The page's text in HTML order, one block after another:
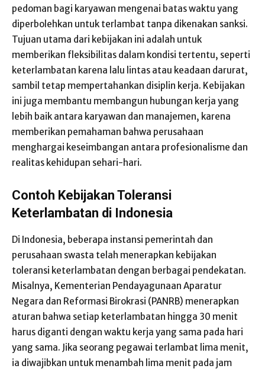
pedoman bagi karyawan mengenai batas waktu yang
diperbolehkan untuk terlambat tanpa dikenakan sanksi.
Tujuan utama dari kebijakan ini adalah untuk
memberikan fleksibilitas dalam kondisi tertentu, seperti
keterlambatan karena lalu lintas atau keadaan darurat,
sambil tetap mempertahankan disiplin kerja. Kebijakan
ini juga membantu membangun hubungan kerja yang
lebih baik antara karyawan dan manajemen, karena
memberikan pemahaman bahwa perusahaan
menghargai keseimbangan antara profesionalisme dan
realitas kehidupan sehari-hari.
Contoh Kebijakan Toleransi
Keterlambatan di Indonesia
Di Indonesia, beberapa instansi pemerintah dan
perusahaan swasta telah menerapkan kebijakan
toleransi keterlambatan dengan berbagai pendekatan.
Misalnya, Kementerian Pendayagunaan Aparatur
Negara dan Reformasi Birokrasi (PANRB) menerapkan
aturan bahwa setiap keterlambatan hingga 30 menit
harus diganti dengan waktu kerja yang sama pada hari
yang sama. Jika seorang pegawai terlambat lima menit,
ia diwajibkan untuk menambah lima menit pada jam